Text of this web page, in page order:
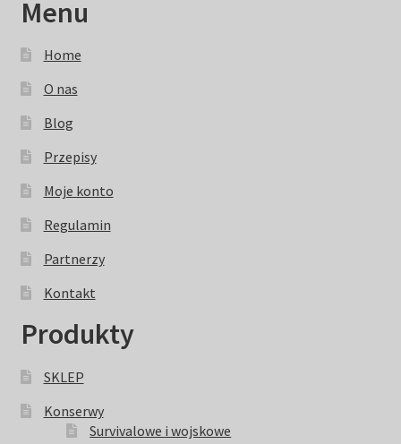
Menu
Home
O nas
Blog
Przepisy
Moje konto
Regulamin
Partnerzy
Kontakt
Produkty
SKLEP
Konserwy
Survivalowe i wojskowe